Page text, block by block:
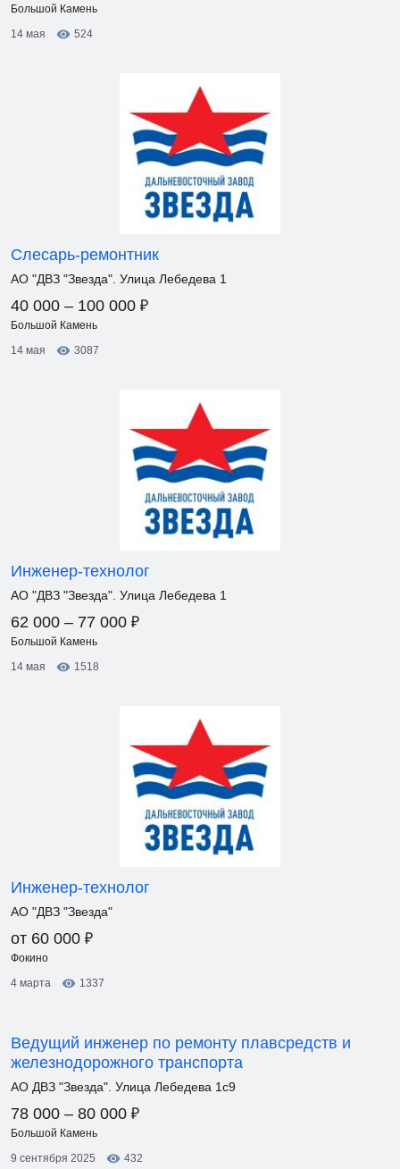
Большой Камень
14 мая
524
Слесарь-ремонтник
АО "ДВЗ "Звезда". Улица Лебедева 1
40 000 – 100 000 ₽
Большой Камень
14 мая
3087
Инженер-технолог
АО "ДВЗ "Звезда". Улица Лебедева 1
62 000 – 77 000 ₽
Большой Камень
14 мая
1518
Инженер-технолог
АО "ДВЗ "Звезда"
от 60 000 ₽
Фокино
4 марта
1337
Ведущий инженер по ремонту плавсредств и
железнодорожного транспорта
АО ДВЗ "Звезда". Улица Лебедева 1с9
78 000 – 80 000 ₽
Большой Камень
9 сентября 2025
432